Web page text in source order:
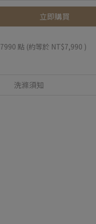
立即購買
7990 點 (約等於 NT$7,990 )
洗滌須知